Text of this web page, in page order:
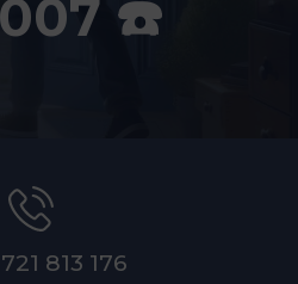
007 ☎️
813 176